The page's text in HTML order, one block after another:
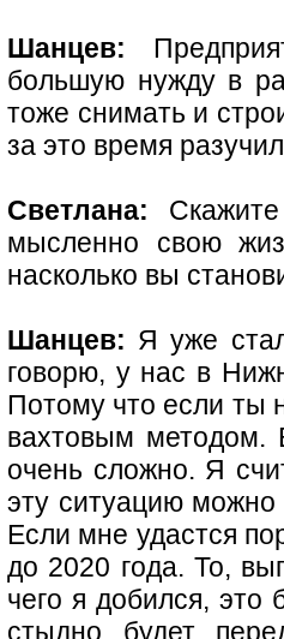
Шанцев:
большую нужду в
тоже снимать и
за это время
Светлана:
мысленно свою
насколько вы
Шанцев: Я уже
говорю, у нас в
Потому что если ты
вахтовым методом.
очень сложно. Я
эту ситуацию можно
Если мне удастся
до 2020 года. То,
чего я добился,
стыдно будет